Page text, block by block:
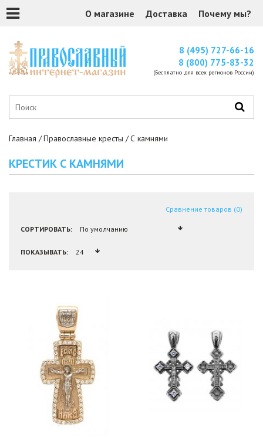
О магазине Доставка Почему мы?
8 (495) 727-66-16
8 (800) 775-83-32
(Бесплатно для всех регионов России)
Главная Православные кресты С камнями
КРЕСТИК С КАМНЯМИ
Сравнение товаров (0)
СОРТИРОВАТЬ:
ПОКАЗЫВАТЬ: